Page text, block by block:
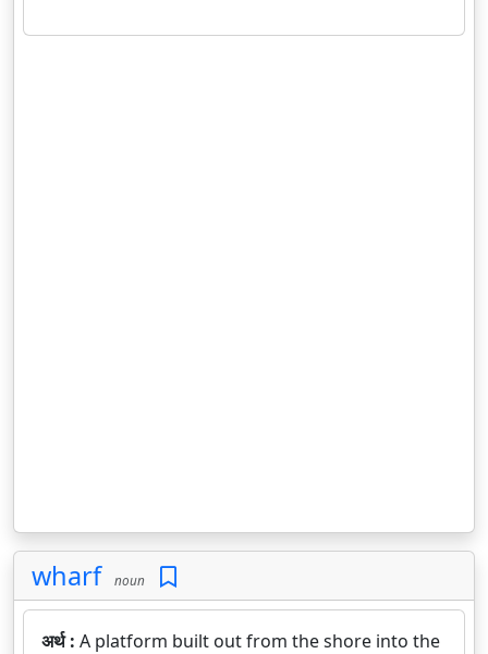
wharf noun
अर्थ : A platform built out from the shore into the